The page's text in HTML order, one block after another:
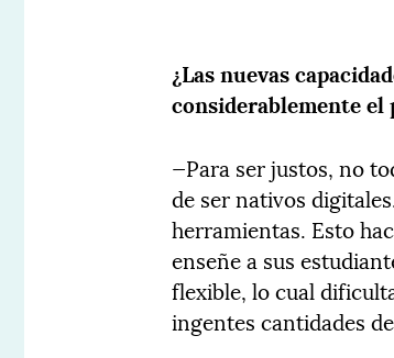
¿Las nuevas
considerablemente el
—Para ser justos, no
de ser nativos
herramientas. Esto
enseñe a sus
flexible, lo cual
ingentes cantidades